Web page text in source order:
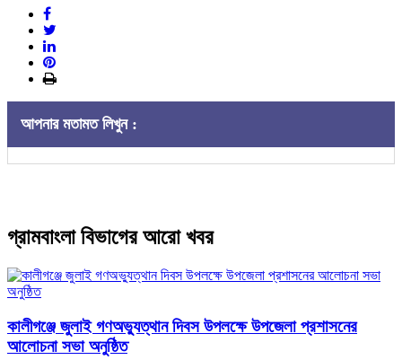
আপনার মতামত লিখুন :
গ্রামবাংলা বিভাগের আরো খবর
কালীগঞ্জে জুলাই গণঅভ্যুত্থান দিবস উপলক্ষে উপজেলা প্রশাসনের
আলোচনা সভা অনুষ্ঠিত